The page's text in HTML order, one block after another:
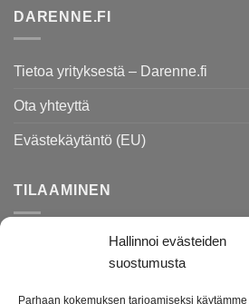
Hallinnoi evästeiden
suostumusta
Parhaan kokemuksen tarjoamiseksi
DARENNE.FI
Tietoa yrityksestä – Darenne.fi
Ota yhteyttä
Evästekäytäntö (EU)
TILAAMINEN
Rekisteri- ja tietosuojaseloste